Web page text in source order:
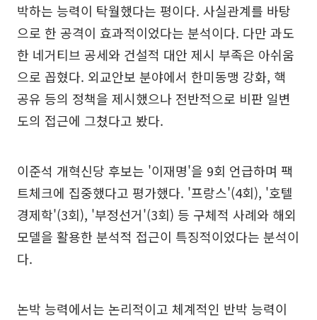
박하는 능력이 탁월했다는 평이다. 사실관계를 바탕
으로 한 공격이 효과적이었다는 분석이다. 다만 과도
한 네거티브 공세와 건설적 대안 제시 부족은 아쉬움
으로 꼽혔다. 외교안보 분야에서 한미동맹 강화, 핵
공유 등의 정책을 제시했으나 전반적으로 비판 일변
도의 접근에 그쳤다고 봤다.
이준석 개혁신당 후보는 '이재명'을 9회 언급하며 팩
트체크에 집중했다고 평가했다. '프랑스'(4회), '호텔
경제학'(3회), '부정선거'(3회) 등 구체적 사례와 해외
모델을 활용한 분석적 접근이 특징적이었다는 분석이
다.
논박 능력에서는 논리적이고 체계적인 반박 능력이